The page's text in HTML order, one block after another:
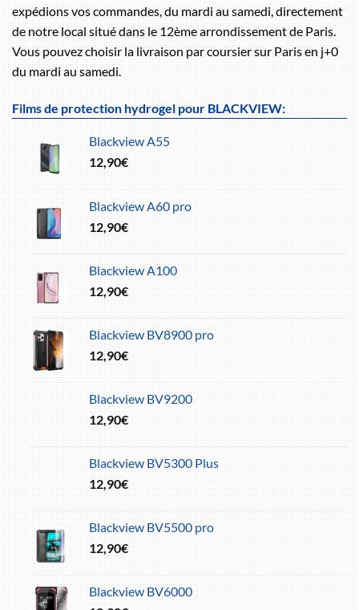
expédions vos commandes, du mardi au samedi, directement
de notre local situé dans le 12ème arrondissement de Paris.
Vous pouvez choisir la livraison par coursier sur Paris en j+0
du mardi au samedi.
Films de protection hydrogel pour BLACKVIEW:
Blackview A55
12,90€
Blackview A60 pro
12,90€
Blackview A100
12,90€
Blackview BV8900 pro
12,90€
Blackview BV9200
12,90€
Blackview BV5300 Plus
12,90€
Blackview BV5500 pro
12,90€
Blackview BV6000